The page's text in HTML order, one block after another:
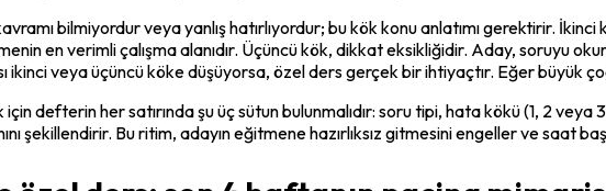
bilmiyordur veya yanlış hatırlıyordur; bu kök konu anlatımı gerektirir.
en verimli çalışma alanıdır. Üçüncü kök, dikkat eksikliğidir. Aday, soruyu
ikinci veya üçüncü köke düşüyorsa, özel ders gerçek bir ihtiyaçtır. Eğer büyük
defterin her satırında şu üç sütun bulunmalıdır: soru tipi, hata kökü (1, 2
şekillendirir. Bu ritim, adayın eğitmene hazırlıksız gitmesini engeller ve saat